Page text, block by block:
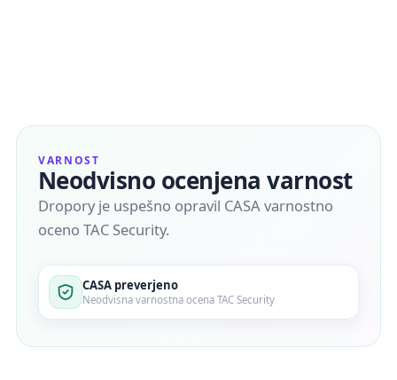
VARNOST
Neodvisno ocenjena varnost
Dropory je uspešno opravil CASA varnostno
oceno TAC Security.
CASA preverjeno
Neodvisna varnostna ocena TAC Security